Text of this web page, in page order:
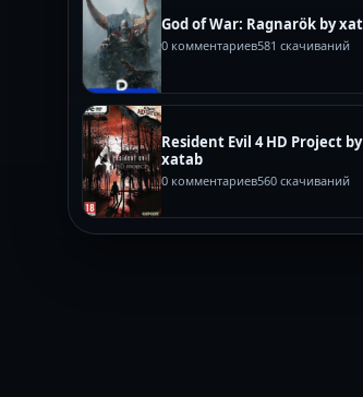
God of War: Ragnarök by
0 комментариев581 скачиваний
Resident Evil 4 HD Project by
xatab
0 комментариев560 скачиваний